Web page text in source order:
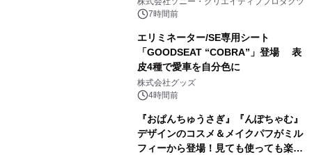
7時間前
エリミネーター/SE専用シート
「GOODSEAT “COBRA”」登場 表
皮4種で愛車を自分色に
株式会社グッズ
4時間前
『おぱんちゅうさぎ』『んぽちゃむ』
デザインのコスメ＆メイクパフがミル
フィーから登場！見ても使っても楽し